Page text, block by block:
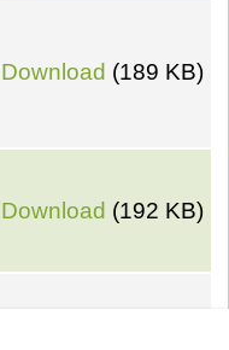
Download (189 KB)
Download (192 KB)